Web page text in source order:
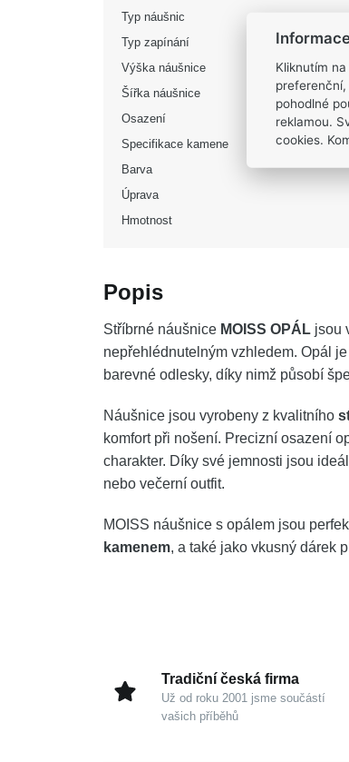
Typ náušnic
Typ zapínání
Výška náušnice
Šířka náušnice
Osazení
Specifikace kamene
Barva
Úprava
Hmotnost
Popis
Stříbrné náušnice MOISS OPÁL jsou
nepřehlédnutelným vzhledem. Opál
barevné odlesky, díky nimž působí
Náušnice jsou vyrobeny z kvalitního
komfort při nošení. Precizní osazení
charakter. Díky své jemnosti jsou
nebo večerní outfit.
MOISS náušnice s opálem jsou
kamenem, a také jako vkusný dárek
Tradiční česká firma
Už od roku 2001 jsme součástí
vašich příběhů
Kliknutím
pohodlné
reklamou.
cookies.